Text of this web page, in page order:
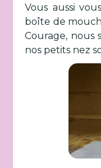
Vous aussi
boîte de
Courage, nous
nos petits nez